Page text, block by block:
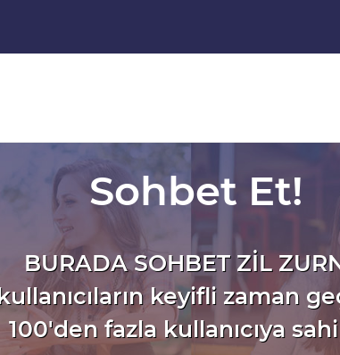
Sohbet Et!
BURADA SOHBET ZİL
keyifli zaman
100'den fazla kullanıcıya